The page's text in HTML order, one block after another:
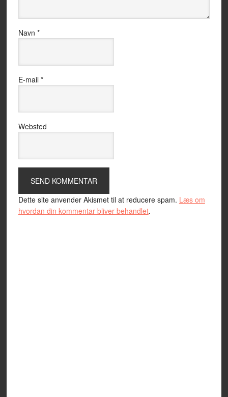
Navn *
E-mail *
Websted
Dette site anvender Akismet til at reducere spam. Læs om
hvordan din kommentar bliver behandlet.